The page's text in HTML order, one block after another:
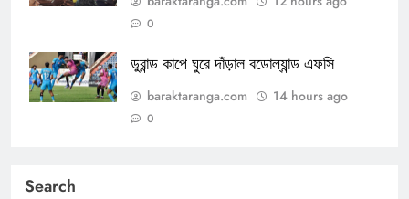
0
ডুরান্ড কাপে ঘুরে দাঁড়াল বডোল্যান্ড এফসি
baraktaranga.com 14 hours ago
0
Search